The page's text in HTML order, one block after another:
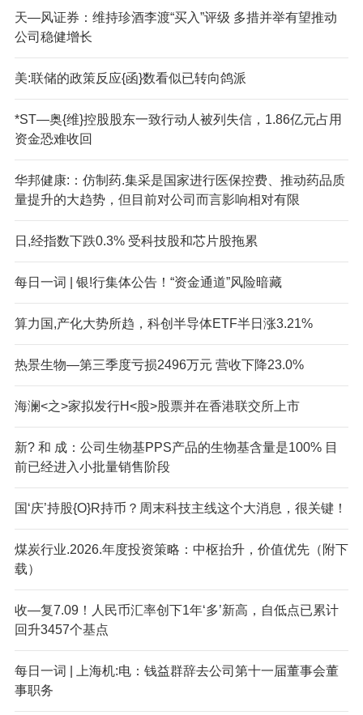
天—风证券：维持珍酒李渡“买入”评级 多措并举有望推动
公司稳健增长
美:联储的政策反应{函}数看似已转向鸽派
*ST—奥{维}控股股东一致行动人被列失信，1.86亿元占用
资金恐难收回
华邦健康:：仿制药.集采是国家进行医保控费、推动药品质
量提升的大趋势，但目前对公司而言影响相对有限
日,经指数下跌0.3% 受科技股和芯片股拖累
每日一词 | 银!行集体公告！“资金通道”风险暗藏
算力国,产化大势所趋，科创半导体ETF半日涨3.21%
热景生物—第三季度亏损2496万元 营收下降23.0%
海澜<之>家拟发行H<股>股票并在香港联交所上市
新? 和 成：公司生物基PPS产品的生物基含量是100% 目
前已经进入小批量销售阶段
国‘庆’持股{O}R持币？周末科技主线这个大消息，很关键！
煤炭行业.2026.年度投资策略：中枢抬升，价值优先（附下
载）
收—复7.09！人民币汇率创下1年‘多’新高，自低点已累计
回升3457个基点
每日一词 | 上海机:电：钱益群辞去公司第十一届董事会董
事职务